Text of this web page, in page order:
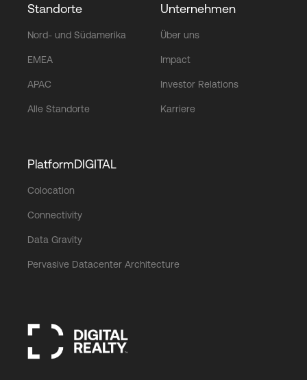
Standorte
Nord- und Südamerika
EMEA
APAC
Alle Standorte
Unternehmen
Über uns
Impact
Investor Relations
Karriere
PlatformDIGITAL
Colocation
Connectivity
Data Gravity
Pervasive Datacenter Architecture